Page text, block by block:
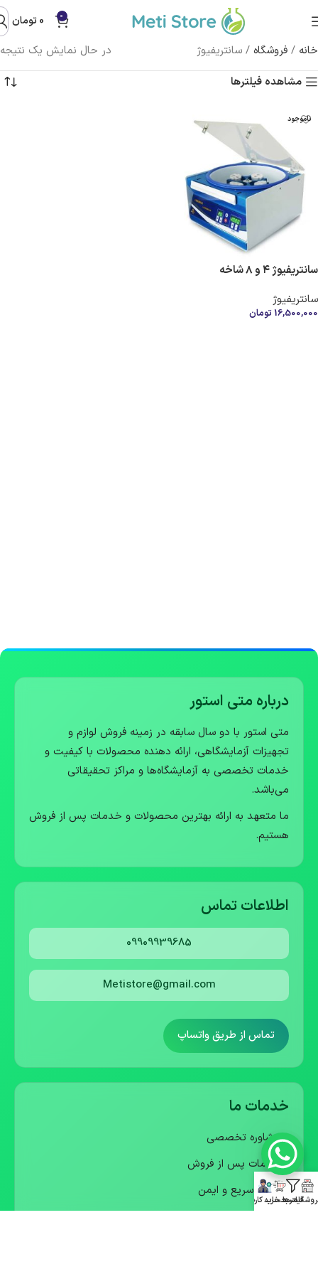
0
0تومان
خانه / فروشگاه / سانتریفیوژ
در حال نمایش یک نتیجه
مشاهده فیلترها
ناموجود
سانتریفیوژ ۴ و ۸ شاخه
سانتریفیوژ
16,500,000 تومان
درباره متی استور
متی استور با دو سال سابقه در زمینه فروش لوازم و
تجهیزات آزمایشگاهی، ارائه دهنده محصولات با کیفیت و
خدمات تخصصی به آزمایشگاه‌ها و مراکز تحقیقاتی
می‌باشد.
ما متعهد به ارائه بهترین محصولات و خدمات پس از فروش
هستیم.
اطلاعات تماس
09909939685
Metistore@gmail.com
تماس از طریق واتساپ
خدمات ما
• مشاوره تخصصی
• خدمات پس از فروش
• ارسال سریع و ایمن
• گارانتی معتبر
فیلترهاسبد خرید
حساب کاربری